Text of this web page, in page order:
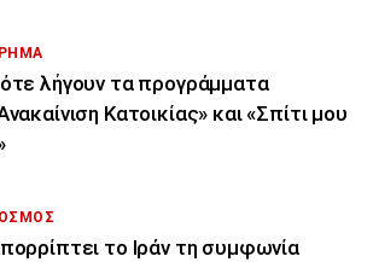
λήγουν τα προγράμματα
Κατοικίας» και «Σπίτι μου
το Ιράν τη συμφωνία